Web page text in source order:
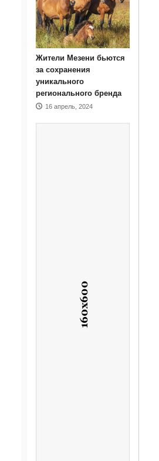
Жители Мезени бьются
за сохранения
уникального
регионального бренда
16 апрель, 2024